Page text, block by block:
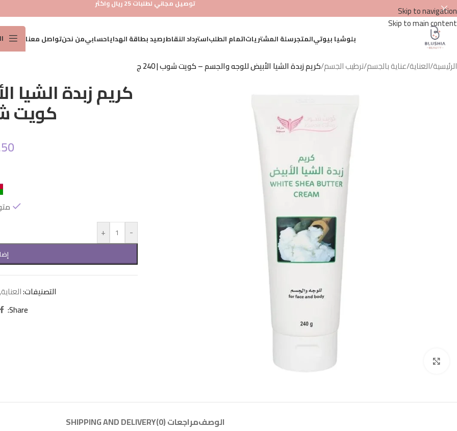
Skip to navigation
Skip to main content
توصيل مجاني لطلبات 25 ريال واكثر
بلوشيا بيوتيالمتجرسلة المشترياتاتمام الطلباسترداد النقاطرصيد بطاقة الهداياحسابيمن نحنتواصل معنا
الرئيسية/العناية/عناية بالجسم/ترطيب الجسم/كريم زبدة الشيا الأبيض للوجه والجسم – كويت شوب | 240 ج
كريم زبدة الشيا
كويت
-
+
التصنيفات:العناية,
Share:
الوصفمراجعات (0) SHIPPING AND DELIVERY